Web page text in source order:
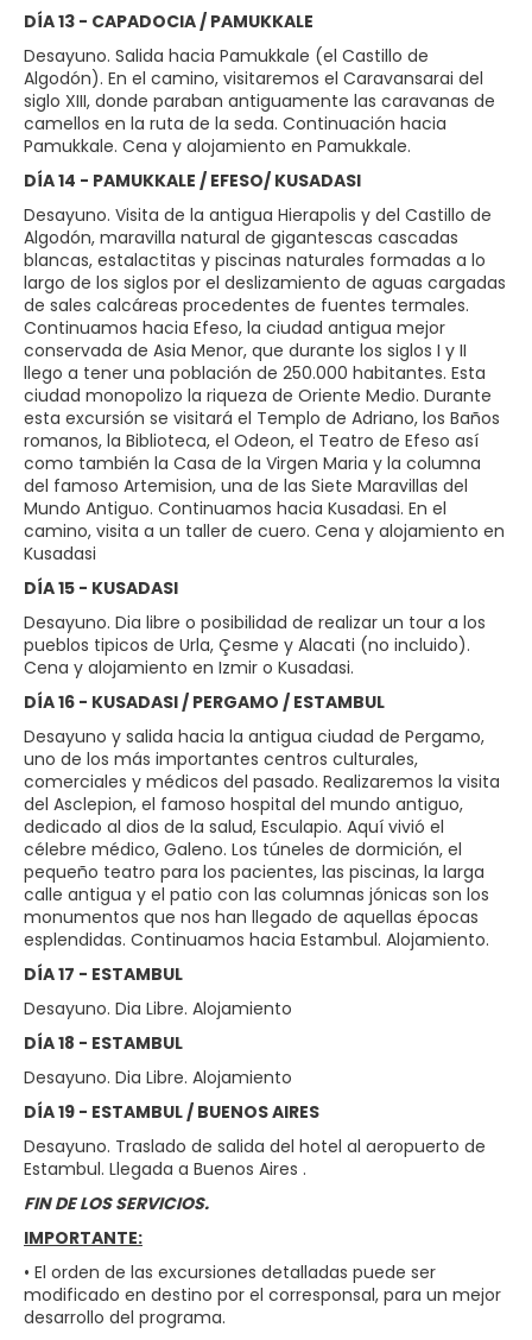
DÍA 13 - CAPADOCIA / PAMUKKALE
Desayuno. Salida hacia Pamukkale (el Castillo de
Algodón). En el camino, visitaremos el Caravansarai del
siglo XIII, donde paraban antiguamente las caravanas de
camellos en la ruta de la seda. Continuación hacia
Pamukkale. Cena y alojamiento en Pamukkale.
DÍA 14 - PAMUKKALE / EFESO/ KUSADASI
Desayuno. Visita de la antigua Hierapolis y del Castillo de
Algodón, maravilla natural de gigantescas cascadas
blancas, estalactitas y piscinas naturales formadas a lo
largo de los siglos por el deslizamiento de aguas cargadas
de sales calcáreas procedentes de fuentes termales.
Continuamos hacia Efeso, la ciudad antigua mejor
conservada de Asia Menor, que durante los siglos I y II
llego a tener una población de 250.000 habitantes. Esta
ciudad monopolizo la riqueza de Oriente Medio. Durante
esta excursión se visitará el Templo de Adriano, los Baños
romanos, la Biblioteca, el Odeon, el Teatro de Efeso así
como también la Casa de la Virgen Maria y la columna
del famoso Artemision, una de las Siete Maravillas del
Mundo Antiguo. Continuamos hacia Kusadasi. En el
camino, visita a un taller de cuero. Cena y alojamiento en
Kusadasi
DÍA 15 - KUSADASI
Desayuno. Dia libre o posibilidad de realizar un tour a los
pueblos tipicos de Urla, Çesme y Alacati (no incluido).
Cena y alojamiento en Izmir o Kusadasi.
DÍA 16 - KUSADASI / PERGAMO / ESTAMBUL
Desayuno y salida hacia la antigua ciudad de Pergamo,
uno de los más importantes centros culturales,
comerciales y médicos del pasado. Realizaremos la visita
del Asclepion, el famoso hospital del mundo antiguo,
dedicado al dios de la salud, Esculapio. Aquí vivió el
célebre médico, Galeno. Los túneles de dormición, el
pequeño teatro para los pacientes, las piscinas, la larga
calle antigua y el patio con las columnas jónicas son los
monumentos que nos han llegado de aquellas épocas
esplendidas. Continuamos hacia Estambul. Alojamiento.
DÍA 17 - ESTAMBUL
Desayuno. Dia Libre. Alojamiento
DÍA 18 - ESTAMBUL
Desayuno. Dia Libre. Alojamiento
DÍA 19 - ESTAMBUL / BUENOS AIRES
Desayuno. Traslado de salida del hotel al aeropuerto de
Estambul. Llegada a Buenos Aires .
FIN DE LOS SERVICIOS.
IMPORTANTE:
• El orden de las excursiones detalladas puede ser
modificado en destino por el corresponsal, para un mejor
desarrollo del programa.